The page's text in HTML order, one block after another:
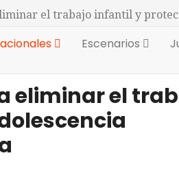
Escenarios
el trabajo infantil y
eliminar el